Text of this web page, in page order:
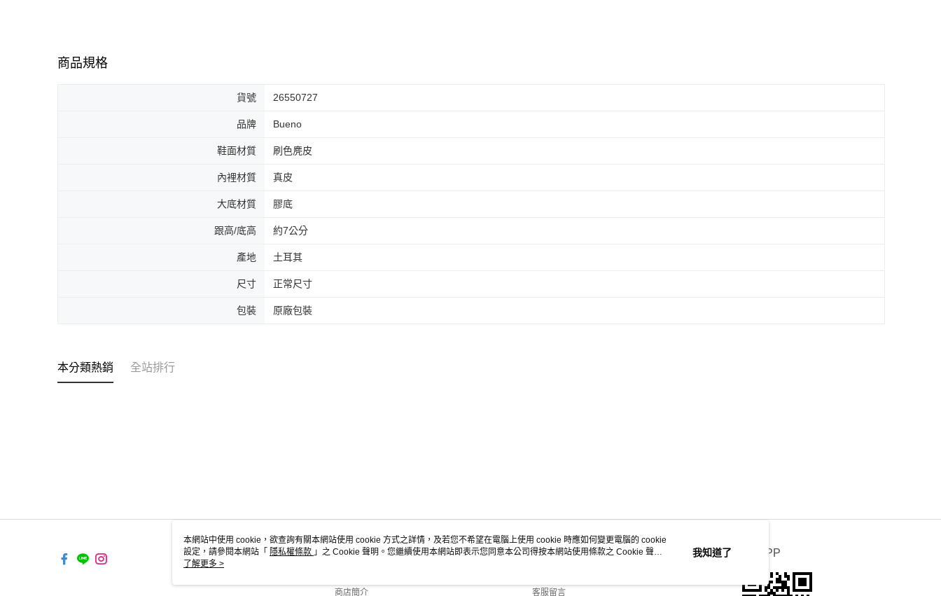
商品規格
貨號 26550727
品牌 Bueno
鞋面材質 刷色麂皮
內裡材質 真皮
大底材質 膠底
跟高/底高 約7公分
產地 土耳其
尺寸 正常尺寸
包裝 原廠包裝
本分類熱銷 全站排行
關於我們
商店簡介
客服資訊
客服留言
官方APP
本網站中使用 cookie，欲查詢有關本網站使用 cookie 方式之詳情，及若您不希望在電腦上使用 cookie 時應如何變更電腦的 cookie
設定，請參閱本網站「 隱私權條款 」之 Cookie 聲明。您繼續使用本網站即表示您同意本公司得按本網站使用條款之 Cookie 聲明
使用 cookie。
了解更多 >
我知道了